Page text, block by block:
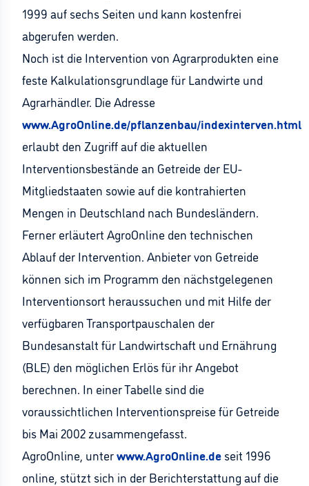
1999 auf sechs Seiten und kann kostenfrei
abgerufen werden.
Noch ist die Intervention von Agrarprodukten eine
feste Kalkulationsgrundlage für Landwirte und
Agrarhändler. Die Adresse
www.AgroOnline.de/pflanzenbau/indexinterven.html
erlaubt den Zugriff auf die aktuellen
Interventionsbestände an Getreide der EU-
Mitgliedstaaten sowie auf die kontrahierten
Mengen in Deutschland nach Bundesländern.
Ferner erläutert AgroOnline den technischen
Ablauf der Intervention. Anbieter von Getreide
können sich im Programm den nächstgelegenen
Interventionsort heraussuchen und mit Hilfe der
verfügbaren Transportpauschalen der
Bundesanstalt für Landwirtschaft und Ernährung
(BLE) den möglichen Erlös für ihr Angebot
berechnen. In einer Tabelle sind die
voraussichtlichen Interventionspreise für Getreide
bis Mai 2002 zusammengefasst.
AgroOnline, unterwww.AgroOnline.de seit 1996
online, stützt sich in der Berichterstattung auf die